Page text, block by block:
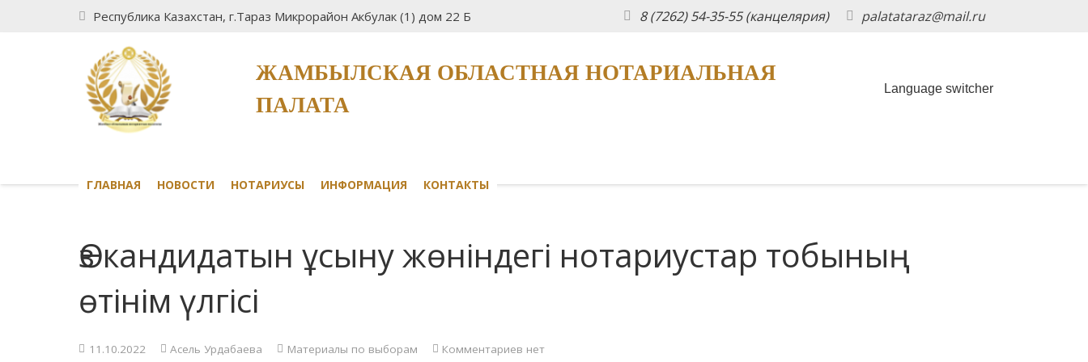
Республика Казахстан, г.Тараз Микрорайон Акбулак (1) дом 22 Б 8 (7262) 54-35-55 (канцелярия) palatataraz@mail.ru
ЖАМБЫЛСКАЯ ОБЛАСТНАЯ НОТАРИАЛЬНАЯ
ПАЛАТА
Language switcher
ГЛАВНАЯ НОВОСТИ НОТАРИУСЫ ИНФОРМАЦИЯ КОНТАКТЫ
Өз кандидатын ұсыну жөніндегі нотариустар тобының
өтінім үлгісі
11.10.2022 Асель Урдабаева Материалы по выборам Комментариев нет